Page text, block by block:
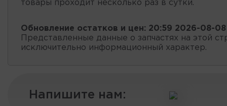
товары проходит несколько раз в сутки.
Обновление остатков и цен: 20:59 2026-08-08
Представленные данные о запчастях на этой
исключительно информационный характер.
Напишите нам: